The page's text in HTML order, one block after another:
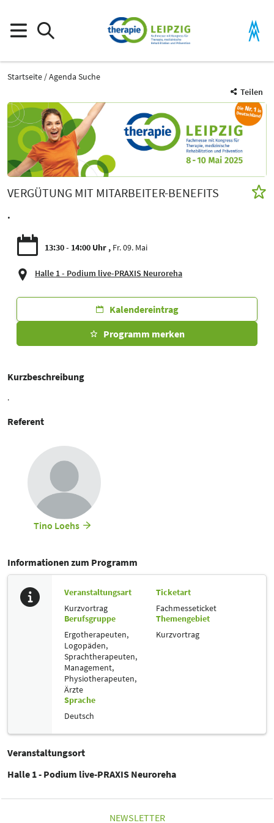
Startseite
Agenda Suche
Teilen
VERGÜTUNG MIT MITARBEITER-BENEFITS
.
13:30 - 14:00 Uhr Fr. 09. Mai
Halle 1 - Podium live-PRAXIS Neuroreha
Kalendereintrag
Programm merken
Kurzbeschreibung
.
Referent
Tino Loehs
Informationen zum Programm
Veranstaltungsart
Kurzvortrag
Ticketart
Fachmesseticket
Berufsgruppe
Ergotherapeuten,
Logopäden,
Sprachtherapeuten,
Management,
Physiotherapeuten,
Ärzte
Themengebiet
Kurzvortrag
Sprache
Deutsch
Veranstaltungsort
Halle 1 - Podium live-PRAXIS Neuroreha
NEWSLETTER